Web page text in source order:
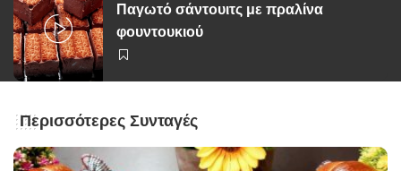
Παγωτό σάντουιτς με πραλίνα
φουντουκιού
Περισσότερες Συνταγές